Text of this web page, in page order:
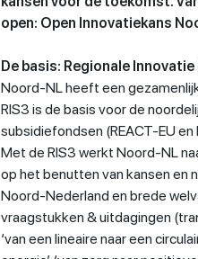
open: Open Innovatiekans
De basis: Regionale
Noord-NL heeft een
RIS3 is de basis voor de
subsidiefondsen (REACT-EU
Met de RIS3 werkt Noord-NL
op het benutten van kansen en
Noord-Nederland en brede
vraagstukken & uitdagingen
‘van een lineaire naar een